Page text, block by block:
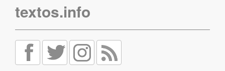
textos.info